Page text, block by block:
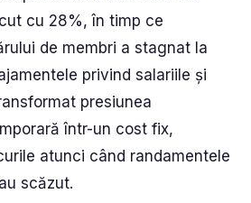
cu 28%, în timp ce
de membri a stagnat la
privind salariile și
presiunea
într-un cost fix,
atunci când randamentele
scăzut.